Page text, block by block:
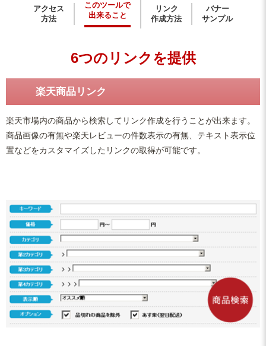
アクセス
方法
このツールで
出来ること
リンク
作成方法
バナー
サンプル
6つのリンクを提供
楽天商品リンク
楽天市場内の商品から検索してリンク作成を行うことが出来ます。
商品画像の有無や楽天レビューの件数表示の有無、テキスト表示位
置などをカスタマイズしたリンクの取得が可能です。